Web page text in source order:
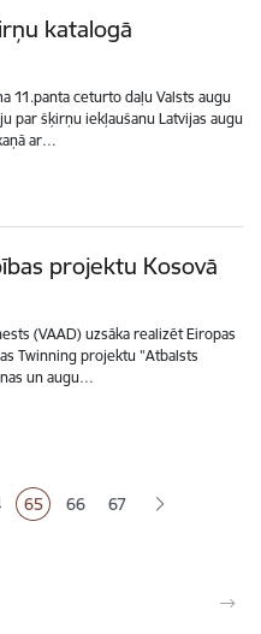
katalogā
11.panta ceturto daļu Valsts augu
par šķirņu iekļaušanu Latvijas augu
ar…
projektu Kosovā
(VAAD) uzsāka realizēt Eiropas
Twinning projektu "Atbalsts
un augu…
Pašreizējā lapa
65 Lapa
66 Lapa
67